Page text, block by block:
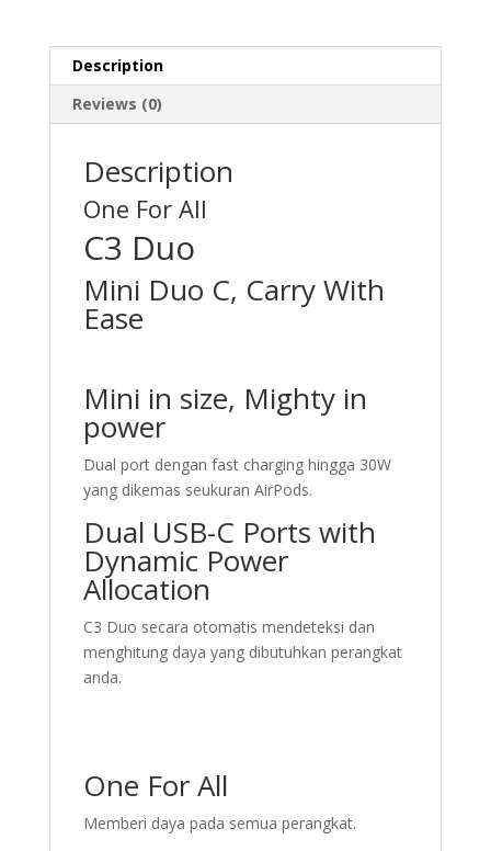
Description
Reviews (0)
Description
One For All
C3 Duo
Mini Duo C, Carry With
Ease
Mini in size, Mighty in
power
Dual port dengan fast charging hingga 30W
yang dikemas seukuran AirPods.
Dual USB-C Ports with
Dynamic Power
Allocation
C3 Duo secara otomatis mendeteksi dan
menghitung daya yang dibutuhkan perangkat
anda.
One For All
Memberi daya pada semua perangkat.